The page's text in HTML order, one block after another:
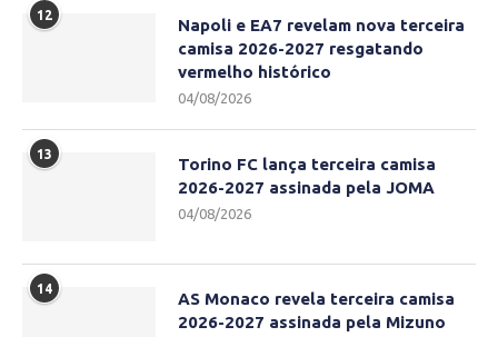
12
Napoli e EA7 revelam nova terceira
camisa 2026-2027 resgatando
vermelho histórico
04/08/2026
13
Torino FC lança terceira camisa
2026-2027 assinada pela JOMA
04/08/2026
14
AS Monaco revela terceira camisa
2026-2027 assinada pela Mizuno